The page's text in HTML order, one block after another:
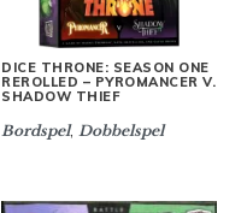
DICE THRONE: SEASON ONE
REROLLED – PYROMANCER V.
SHADOW THIEF
Bordspel, Dobbelspel